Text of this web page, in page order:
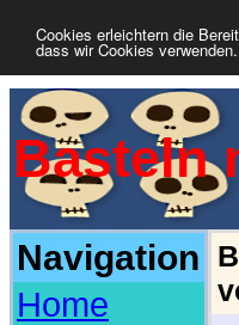
Cookies erleichtern die
dass wir Cookies verwenden.
Basteln
Navigation
Home